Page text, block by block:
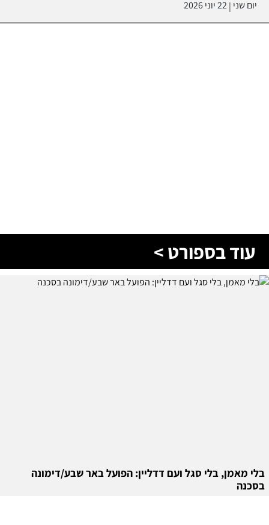
יום שני |22 יוני 2026
עוד בספורט >
בלי מאמן, בלי סגל ועם דדליין: הפועל באר שבע/דימונה
בסכנה